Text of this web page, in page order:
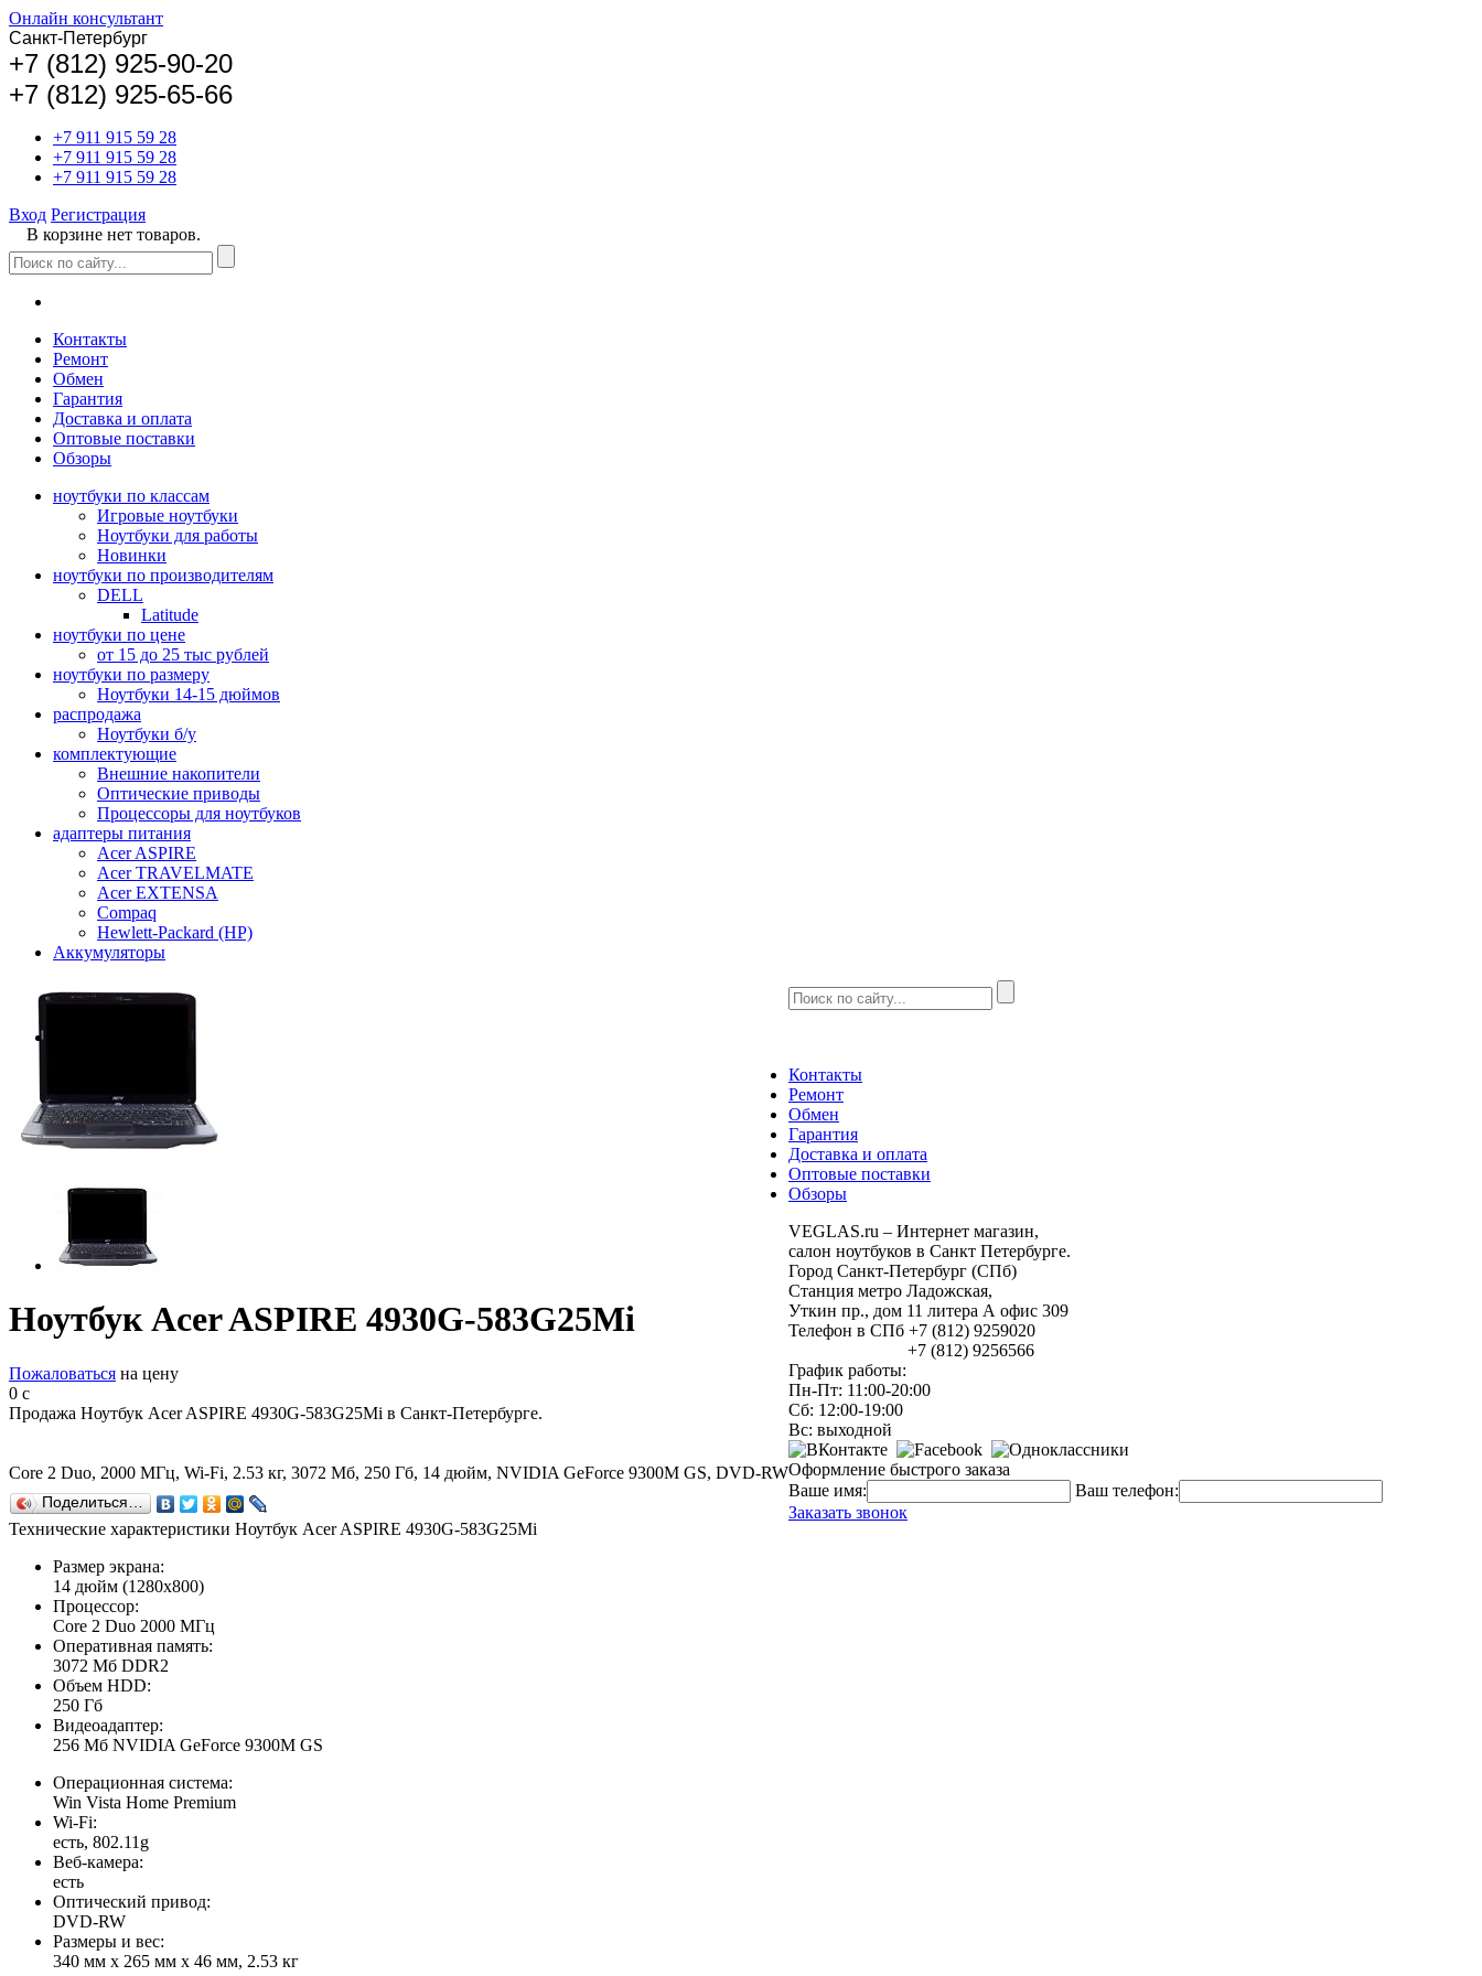
Онлайн консультант
Санкт-Петербург
+7 (812) 925-90-20
+7 (812) 925-65-66
+7 911 915 59 28
+7 911 915 59 28
+7 911 915 59 28
Вход Регистрация
В корзине нет товаров.
Контакты
Ремонт
Обмен
Гарантия
Доставка и оплата
Оптовые поставки
Обзоры
ноутбуки по классам
Игровые ноутбуки
Ноутбуки для работы
Новинки
ноутбуки по производителям
DELL
Latitude
ноутбуки по цене
от 15 до 25 тыс рублей
ноутбуки по размеру
Ноутбуки 14-15 дюймов
распродажа
Ноутбуки б/у
комплектующие
Внешние накопители
Оптические приводы
Процессоры для ноутбуков
адаптеры питания
Acer ASPIRE
Acer TRAVELMATE
Acer EXTENSA
Compaq
Hewlett-Packard (HP)
Аккумуляторы
Ноутбук Acer ASPIRE 4930G-583G25Mi
Пожаловаться на цену
0 c
Продажа Ноутбук Acer ASPIRE 4930G-583G25Mi в Санкт-Петербурге.
Core 2 Duo, 2000 МГц, Wi-Fi, 2.53 кг, 3072 Мб, 250 Гб, 14 дюйм, NVIDIA GeForce 9300M GS, DVD-RW
Поделиться…
Технические характеристики Ноутбук Acer ASPIRE 4930G-583G25Mi
Размер экрана:
14 дюйм (1280x800)
Процессор:
Core 2 Duo 2000 МГц
Оперативная память:
3072 Мб DDR2
Объем HDD:
250 Гб
Видеоадаптер:
256 Мб NVIDIA GeForce 9300M GS
Операционная система:
Win Vista Home Premium
Wi-Fi:
есть, 802.11g
Веб-камера:
есть
Оптический привод:
DVD-RW
Размеры и вес:
340 мм x 265 мм x 46 мм, 2.53 кг
Контакты
Ремонт
Обмен
Гарантия
Доставка и оплата
Оптовые поставки
Обзоры
VEGLAS.ru – Интернет магазин,
салон ноутбуков в Санкт Петербурге.
Город Санкт-Петербург (СПб)
Станция метро Ладожская,
Уткин пр., дом 11 литера А офис 309
Телефон в СПб +7 (812) 9259020
+7 (812) 9256566
График работы:
Пн-Пт: 11:00-20:00
Сб: 12:00-19:00
Вс: выходной
Оформление быстрого заказа
Ваше имя:
Ваш телефон:
Заказать звонок